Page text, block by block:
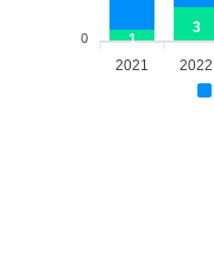
2021 2022
1
3
0